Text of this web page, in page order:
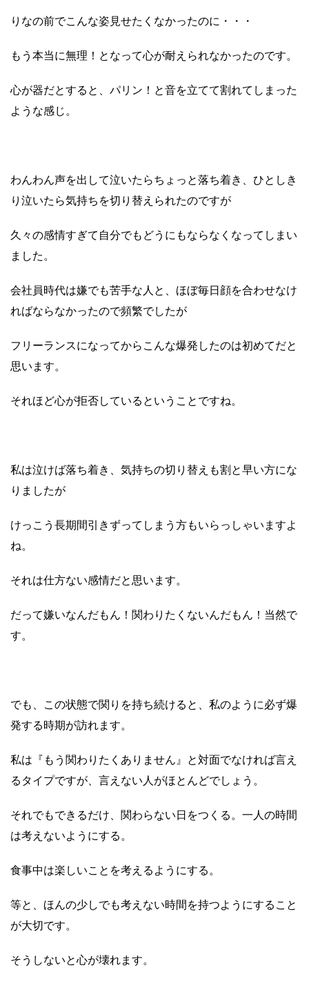
りなの前でこんな姿見せたくなかったのに・・・
もう本当に無理！となって心が耐えられなかったのです。
心が器だとすると、パリン！と音を立てて割れてしまった
ような感じ。
わんわん声を出して泣いたらちょっと落ち着き、ひとしき
り泣いたら気持ちを切り替えられたのですが
久々の感情すぎて自分でもどうにもならなくなってしまい
ました。
会社員時代は嫌でも苦手な人と、ほぼ毎日顔を合わせなけ
ればならなかったので頻繁でしたが
フリーランスになってからこんな爆発したのは初めてだと
思います。
それほど心が拒否しているということですね。
私は泣けば落ち着き、気持ちの切り替えも割と早い方にな
りましたが
けっこう長期間引きずってしまう方もいらっしゃいますよ
ね。
それは仕方ない感情だと思います。
だって嫌いなんだもん！関わりたくないんだもん！当然で
す。
でも、この状態で関りを持ち続けると、私のように必ず爆
発する時期が訪れます。
私は『もう関わりたくありません』と対面でなければ言え
るタイプですが、言えない人がほとんどでしょう。
それでもできるだけ、関わらない日をつくる。一人の時間
は考えないようにする。
食事中は楽しいことを考えるようにする。
等と、ほんの少しでも考えない時間を持つようにすること
が大切です。
そうしないと心が壊れます。